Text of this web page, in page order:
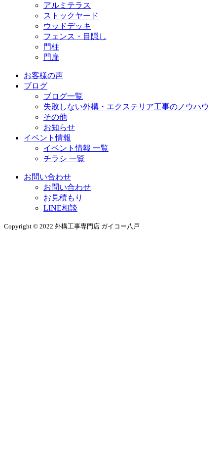
アルミテラス
ストックヤード
ウッドデッキ
フェンス・目隠し
門柱
門扉
お客様の声
ブログ
ブログ一覧
失敗しない外構・エクステリア工事のノウハウ
その他
お知らせ
イベント情報
イベント情報 一覧
チラシ 一覧
お問い合わせ
お問い合わせ
お見積もり
LINE相談
Copyright © 2022 外構工事専門店 ガイコー八戸